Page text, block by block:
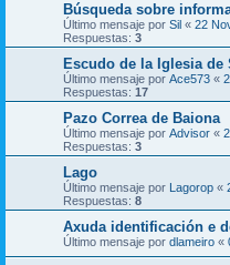
Búsqueda sobre
Último mensaje por Sil « 22
Respuestas: 3
Escudo de la Iglesia
Último mensaje por Ace573 «
Respuestas: 17
Pazo Correa de Baiona
Último mensaje por Advisor «
Respuestas: 3
Lago
Último mensaje por Lagorop «
Respuestas: 8
Axuda identificación e
Último mensaje por dlameiro «